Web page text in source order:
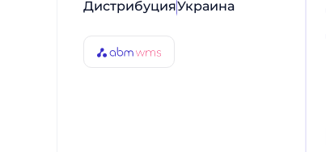
ДистрибуцияУкраина